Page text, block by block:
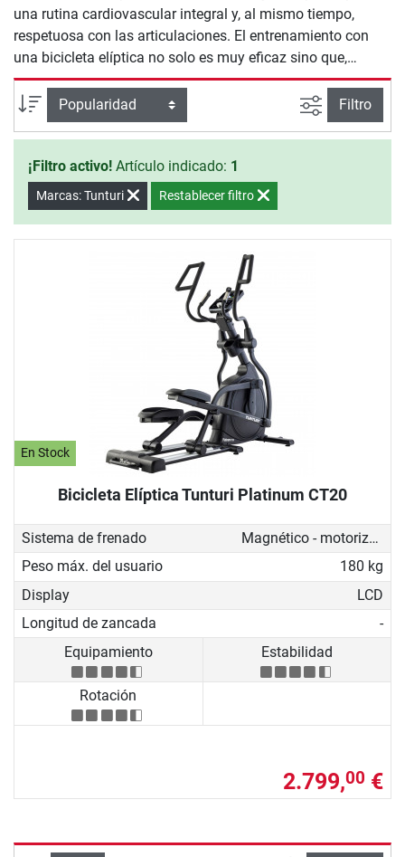
una rutina cardiovascular integral y, al mismo tiempo,
respetuosa con las articulaciones. El entrenamiento con
una bicicleta elíptica no solo es muy eficaz sino que,
gracias a su equipamiento deportivo y a la gran variedad
de programas de entrenamiento, también garantiza la
diversión. Con su aspecto tan especial, las bicicletas
elípticas Tunturi son el centro de todas las miradas en
cualquier espacio en el que se encuentren.
Ordenar por Busqueda
Filtro
¡Filtro activo! Artículo indicado: 1
Marcas: Tunturi Restablecer filtro
En Stock
Bicicleta Elíptica Tunturi Platinum CT20
Sistema de frenado
Magnético - motorizado
Peso máx. del usuario
180 kg
Display
LCD
Longitud de zancada
-
Equipamiento
Estabilidad
Rotación
2.799,00 €